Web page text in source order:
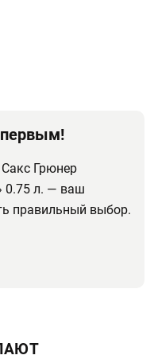
первым!
Грюнер
0.75 л. — ваш
правильный выбор.